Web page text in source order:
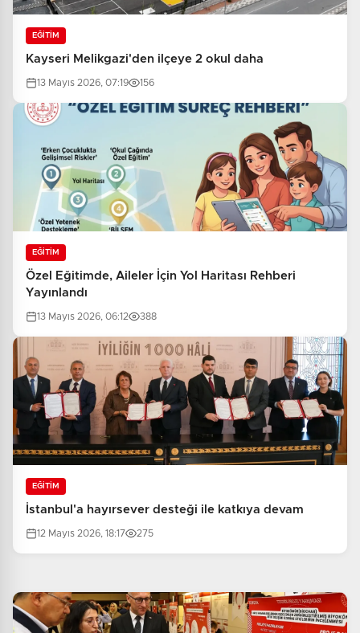
EĞİTİM
Kayseri Melikgazi'den ilçeye 2 okul daha
13 Mayıs 2026, 07:19 156
EĞİTİM
Özel Eğitimde, Aileler İçin Yol Haritası Rehberi
Yayınlandı
13 Mayıs 2026, 06:12 388
EĞİTİM
İstanbul'a hayırsever desteği ile katkıya devam
12 Mayıs 2026, 18:17 275